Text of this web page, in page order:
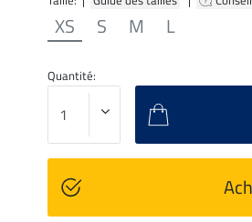
XS S M L
Quantité: